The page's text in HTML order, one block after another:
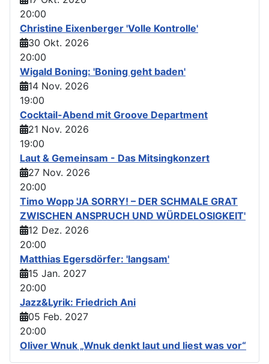
20:00
Christine Eixenberger 'Volle Kontrolle'
30 Okt. 2026
20:00
Wigald Boning: 'Boning geht baden'
14 Nov. 2026
19:00
Cocktail-Abend mit Groove Department
21 Nov. 2026
19:00
Laut & Gemeinsam - Das Mitsingkonzert
27 Nov. 2026
20:00
Timo Wopp 'JA SORRY! – DER SCHMALE GRAT
ZWISCHEN ANSPRUCH UND WÜRDELOSIGKEIT'
12 Dez. 2026
20:00
Matthias Egersdörfer: 'langsam'
15 Jan. 2027
20:00
Jazz&Lyrik: Friedrich Ani
05 Feb. 2027
20:00
Oliver Wnuk „Wnuk denkt laut und liest was vor“